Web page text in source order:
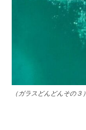
（ガラスどんどんその３）